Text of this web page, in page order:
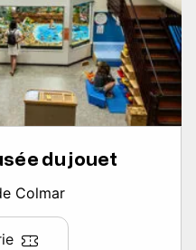
du jouet
Colmar